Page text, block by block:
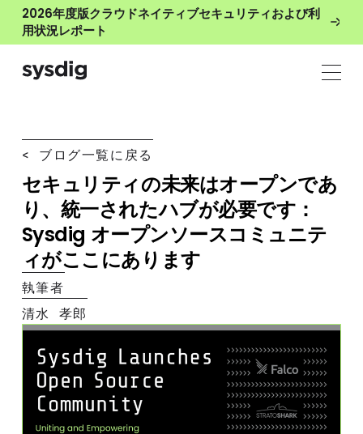
2026年度版クラウドネイティブセキュリティおよび利
用状況レポート
< ブログ一覧に戻る
セキュリティの未来はオープンであ
り、統一されたハブが必要です：
Sysdig オープンソースコミュニテ
ィがここにあります
執筆者
清水 孝郎